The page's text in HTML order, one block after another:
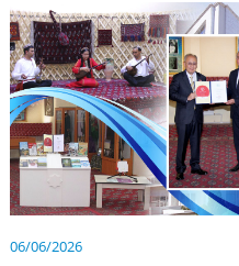
06/06/2026